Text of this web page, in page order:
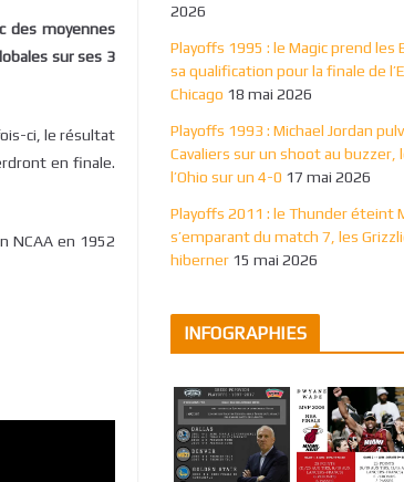
des moyennes
sur ses 3
ci, le résultat
en finale.
NCAA en 1952
2026
Playoffs 1995 : le Magic prend les
sa qualification pour la finale de
Chicago 18 mai 2026
Playoffs 1993 : Michael Jordan
Cavaliers sur un shoot au
l’Ohio sur un 4-0 17 mai 2026
Playoffs 2011 : le Thunder éteint
s’emparant du match 7, les
hiberner 15 mai 2026
INFOGRAPHIES